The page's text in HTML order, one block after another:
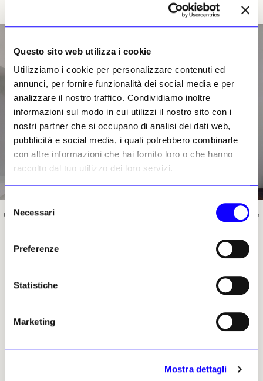
Questo sito web utilizza i cookie
Utilizziamo i cookie per personalizzare contenuti ed
annunci, per fornire funzionalità dei social media e per
analizzare il nostro traffico. Condividiamo inoltre
informazioni sul modo in cui utilizzi il nostro sito con i
nostri partner che si occupano di analisi dei dati web,
pubblicità e social media, i quali potrebbero combinarle
con altre informazioni che hai fornito loro o che hanno
raccolto dal tuo utilizzo dei loro servizi.
Selezione
delNecessari
Preferenze
Statistiche
Marketing
Mostra dettagli
Una veduta della mostra «Olbania» al Museo Nazionale di Fotografia Marubi di Shkodër
inghiottito dal tempo e dall’obsolescenza
avete trovato dentro?
È nato spontaneamente: stereotipi, album di
dagli albanesi che noi abbiamo cercato e